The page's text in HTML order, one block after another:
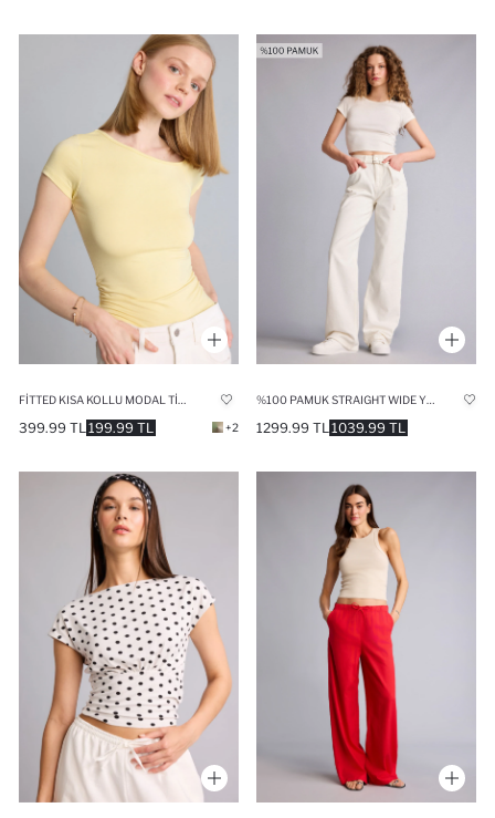
FITTED KISA KOLLU MODAL TIŞÖRT
199.99 TL
399.99 TL +2
%100 PAMUK STRAIGHT WIDE YÜKSEK BEL UZUN JEAN PANTOLON
1039.99 TL
1299.99 TL